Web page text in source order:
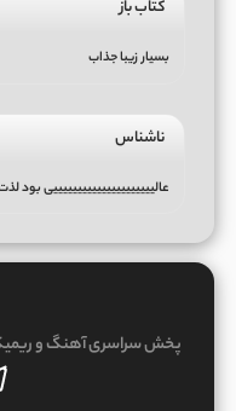
کتاب باز
بسیار زیبا جذاب
ناشناس
عالیییییییییییییییییییییی بود
پخش سراسری آهنگ و